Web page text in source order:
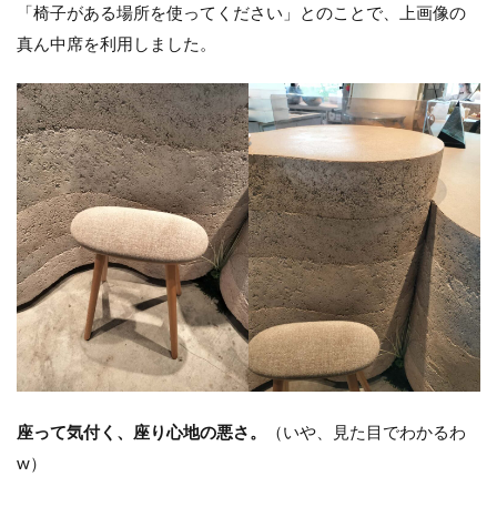
「椅子がある場所を使ってください」とのことで、上画像の
真ん中席を利用しました。
座って気付く、座り心地の悪さ。
（いや、見た目でわかるわ
w）